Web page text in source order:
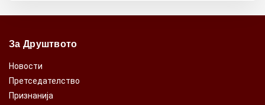
За Друштвото
Новости
Претседателство
Признанија